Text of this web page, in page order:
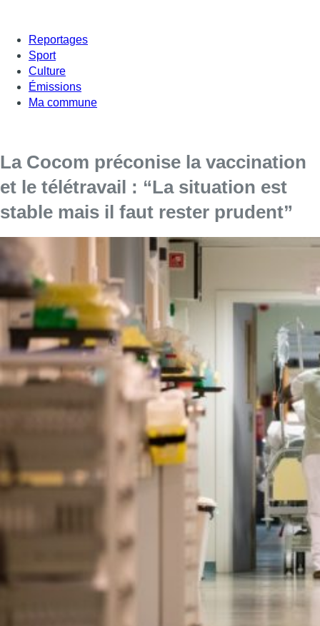
Reportages
Sport
Culture
Émissions
Ma commune
La Cocom préconise la vaccination
et le télétravail : “La situation est
stable mais il faut rester prudent”